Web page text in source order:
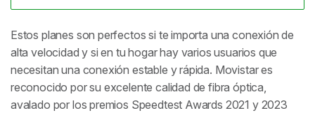
Estos planes son perfectos si te importa una conexión de
alta velocidad y si en tu hogar hay varios usuarios que
necesitan una conexión estable y rápida. Movistar es
reconocido por su excelente calidad de fibra óptica,
avalado por los premios Speedtest Awards 2021 y 2023